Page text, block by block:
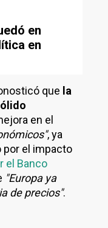
en
en
que la
en el
, ya
por el impacto
el Banco
"Europa ya
de precios".